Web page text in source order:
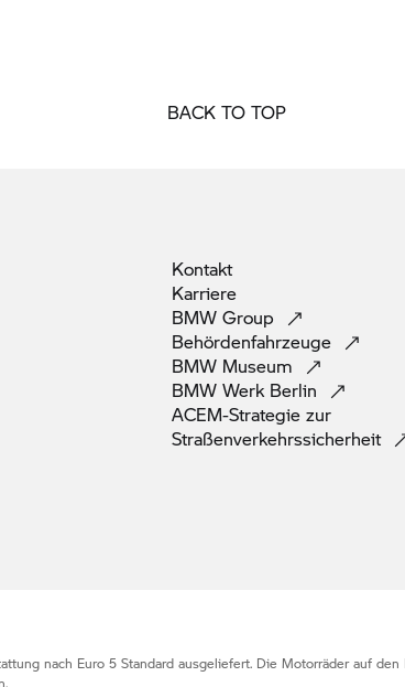
BACK TO TOP
Kontakt
Karriere
BMW Group
Behördenfahrzeuge
BMW Museum
BMW Werk Berlin
ACEM-Strategie zur
Straßenverkehrssicherheit
nach Euro 5 Standard ausgeliefert. Die Motorräder auf